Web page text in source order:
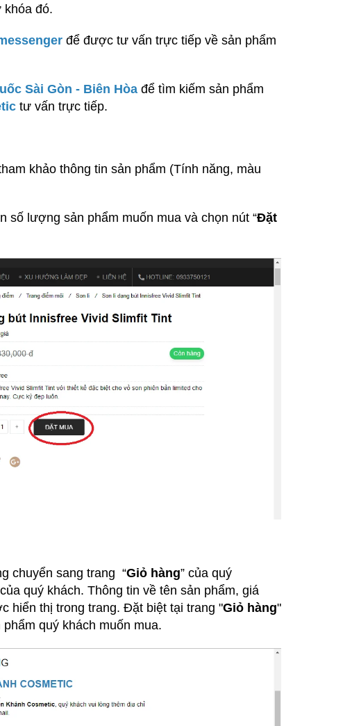
khóa đó.
để được tư vấn trực tiếp về sản phẩm
Sài Gòn - Biên Hòađể tìm kiếm sản phẩm
tư vấn trực tiếp.
khảo thông tin sản phẩm (Tính năng, màu
số lượng sản phẩm muốn mua và chọn nút “Đặt
chuyển sang trang “Giỏ hàng” của quý
quý khách. Thông tin về tên sản phẩm, giá
hiển thị trong trang. Đặt biệt tại trang "Giỏ hàng"
quý khách muốn mua.